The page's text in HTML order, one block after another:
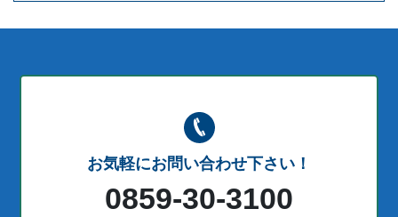
お気軽にお問い合わせ下さい！
0859-30-3100